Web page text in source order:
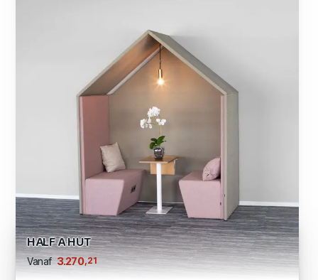
HALF A HUT
Vanaf 3.270,21